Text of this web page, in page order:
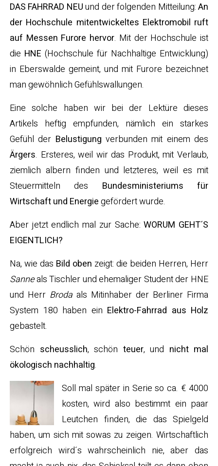
DAS FAHRRAD NEUund der folgenden Mitteilung:An
der Hochschule mitentwickeltes Elektromobil ruft
auf Messen Furore hervor. Mit der Hochschule ist
die HNE (Hochschule für Nachhaltige Entwicklung)
in Eberswalde gemeint, und mit Furore bezeichnet
man gewöhnlich Gefühlswallungen.
Eine solche haben wir bei der Lektüre dieses
Artikels heftig empfunden, nämlich ein starkes
Gefühl der Belustigung verbunden mit einem des
Ärgers. Ersteres, weil wir das Produkt, mit Verlaub,
ziemlich albern finden und letzteres, weil es mit
Steuermitteln des Bundesministeriums für
Wirtschaft und Energiegefördert wurde.
Aber jetzt endlich mal zur Sache:WORUM GEHT´S
EIGENTLICH?
Na, wie das Bild oben zeigt: die beiden Herren, Herr
Sanneals Tischler und ehemaliger Student der HNE
und Herr Broda als Mitinhaber der Berliner Firma
System 180 haben ein Elektro-Fahrrad aus Holz
gebastelt.
Schön scheusslich, schön teuer, und nicht mal
ökologisch nachhaltig.
Soll mal später in Serie so ca. € 4000
kosten, wird also bestimmt ein paar
Leutchen finden, die das Spielgeld
haben, um sich mit sowas zu zeigen. Wirtschaftlich
erfolgreich wird´s wahrscheinlich nie, aber das